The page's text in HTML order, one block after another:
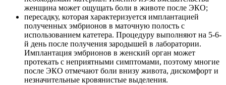
женщина может ощущать боли в животе после ЭКО;
пересадку, которая характеризуется имплантацией
полученных эмбрионов в маточную полость с
использованием катетера. Процедуру выполняют на 5-6-
й день после получения зародышей в лаборатории.
Имплантация эмбрионов в женский орган может
протекать с неприятными симптомами, поэтому многие
после ЭКО отмечают боли внизу живота, дискомфорт и
незначительные кровянистые выделения.